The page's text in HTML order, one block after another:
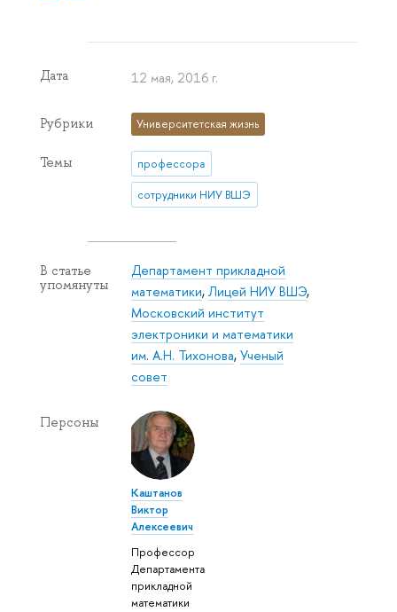
Дата 12 мая, 2016 г.
Рубрики Университетская жизнь
Темы профессора
сотрудники НИУ ВШЭ
В статье
упомянуты
Департамент прикладной
математики,Лицей НИУ ВШЭ,
Московский институт
электроники и математики
им. А.Н. Тихонова,Ученый
совет
Персоны
Каштанов
Виктор
Алексеевич
Профессор
Департамента
прикладной
математики